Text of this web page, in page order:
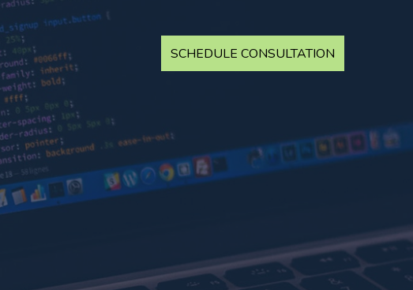
SCHEDULE CONSULTATION